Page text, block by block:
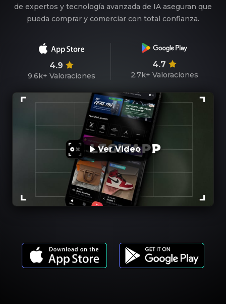
de expertos y tecnología avanzada de IA aseguran que
pueda comprar y comerciar con total confianza.
4.9
9.6k+ Valoraciones
4.7
2.7k+ Valoraciones
Ver Video